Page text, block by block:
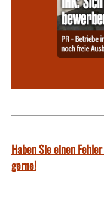
Haben Sie einen
gerne!